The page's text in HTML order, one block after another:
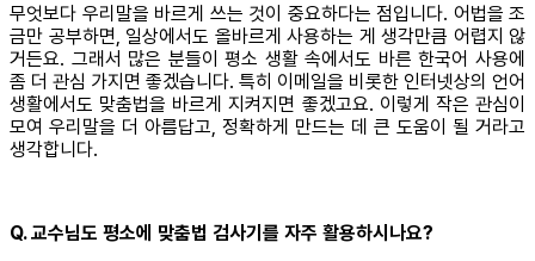
무엇보다 우리말을 바르게 쓰는 것이 중요하다는 점입니다. 어법을 조
금만 공부하면, 일상에서도 올바르게 사용하는 게 생각만큼 어렵지 않
거든요. 그래서 많은 분들이 평소 생활 속에서도 바른 한국어 사용에
좀 더 관심 가지면 좋겠습니다. 특히 이메일을 비롯한 인터넷상의 언어
생활에서도 맞춤법을 바르게 지켜지면 좋겠고요. 이렇게 작은 관심이
모여 우리말을 더 아름답고, 정확하게 만드는 데 큰 도움이 될 거라고
생각합니다.
Q. 교수님도 평소에 맞춤법 검사기를 자주 활용하시나요?